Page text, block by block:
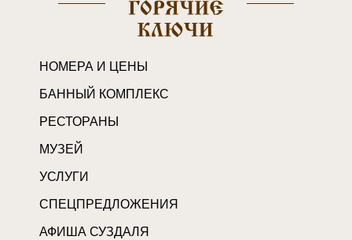
НОМЕРА И ЦЕНЫ
БАННЫЙ КОМПЛЕКС
РЕСТОРАНЫ
МУЗЕЙ
УСЛУГИ
СПЕЦПРЕДЛОЖЕНИЯ
АФИША СУЗДАЛЯ